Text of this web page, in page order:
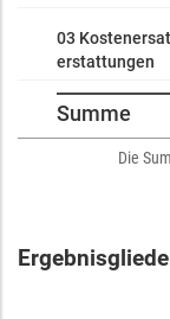
03
erstattungen
Summe
Die